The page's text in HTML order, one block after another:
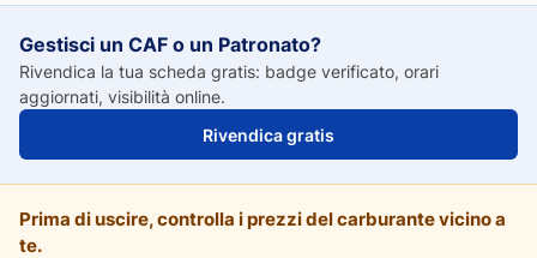
Gestisci un CAF o un Patronato?
Rivendica la tua scheda gratis: badge verificato, orari
aggiornati, visibilità online.
Rivendica gratis
Prima di uscire, controlla i prezzi del carburante vicino a
te.